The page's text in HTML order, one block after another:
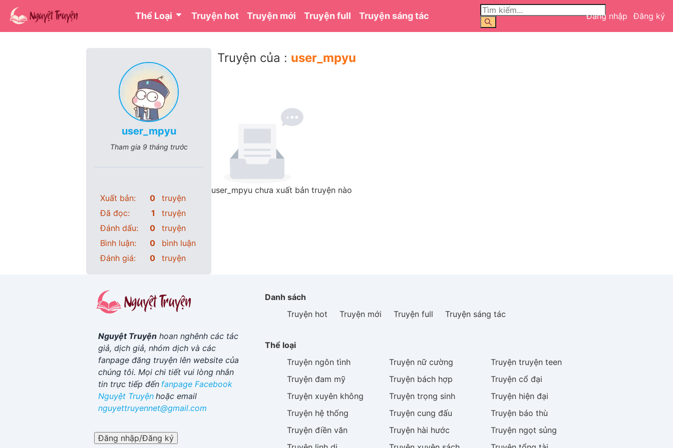
Thể Loại Truyện hot Truyện mới Truyện full Truyện sáng tác Đăng nhập Đăng ký
user_mpyu
Tham gia 9 tháng trước
Xuất bản: 0
truyện
Đã đọc:
1
truyện
Đánh dấu:
0
truyện
Bình luận:
0
bình luận
Đánh giá:
0 truyện
Truyện của : user_mpyu
user_mpyu chưa xuất bản truyện nào
Nguyệt Truyện hoan nghênh các tác
giả, dịch giả, nhóm dịch và các
fanpage đăng truyện lên website của
chúng tôi. Mọi chi tiết vui lòng nhắn
tin trực tiếp đến fanpage Facebook
Nguyệt Truyện hoặc email
nguyettruyennet@gmail.com
Đăng nhập/Đăng ký
Danh sách
Truyện hot
Truyện mới Truyện full Truyện sáng tác
Thể loại
Truyện ngôn tình Truyện nữ cường Truyệntruyện teen
Truyệnđam mỹ Truyện bách hợp Truyệncổ đại
Truyện xuyên không Truyện trọng sinh Truyện hiện đại
Truyện hệ thống Truyện cung đấu Truyện báo thù
Truyệnđiền văn Truyện hài hước Truyện ngọt sủng